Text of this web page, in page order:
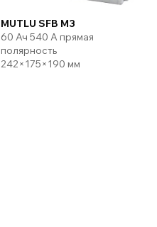
MUTLU SFB M3
60 Ач 540 А прямая
полярность
242×175×190 мм